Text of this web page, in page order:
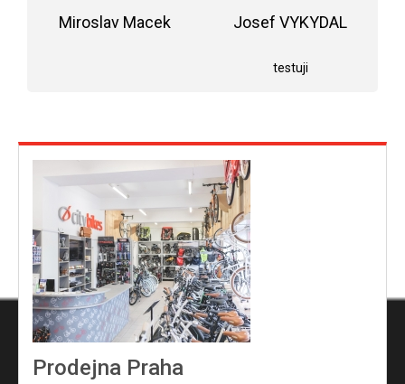
Miroslav Macek Josef VYKYDAL
testuji
Prodejna Praha